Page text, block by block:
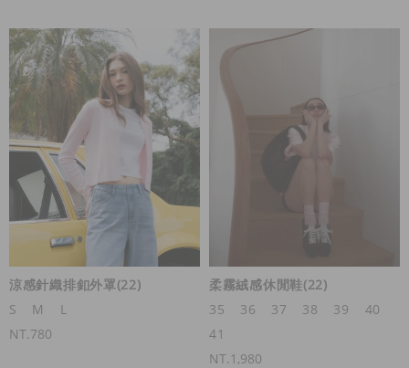
涼感針織排釦外罩(22)
S
M
L
NT.780
柔霧絨感休閒鞋(22)
35
36 37 38 39
40
41
NT.1,980